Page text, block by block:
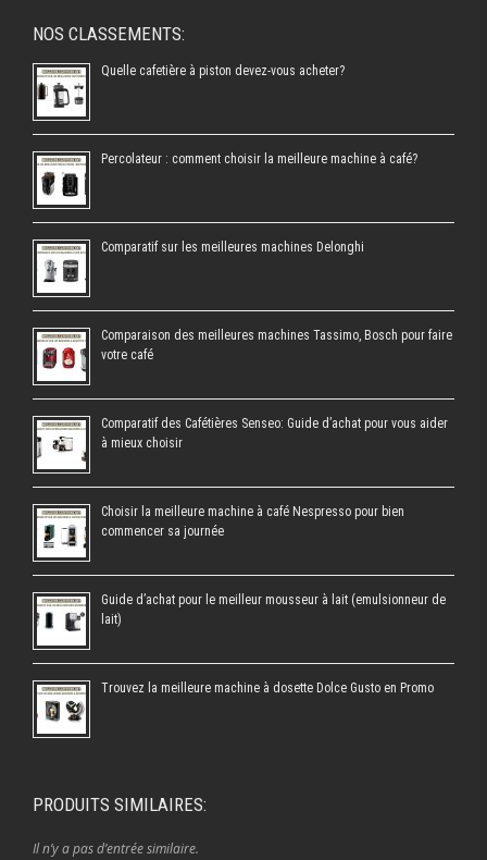
NOS CLASSEMENTS:
Quelle cafetière à piston devez-vous acheter?
Percolateur : comment choisir la meilleure machine à café?
Comparatif sur les meilleures machines Delonghi
Comparaison des meilleures machines Tassimo, Bosch pour faire
votre café
Comparatif des Cafétières Senseo: Guide d’achat pour vous aider
à mieux choisir
Choisir la meilleure machine à café Nespresso pour bien
commencer sa journée
Guide d’achat pour le meilleur mousseur à lait (emulsionneur de
lait)
Trouvez la meilleure machine à dosette Dolce Gusto en Promo
PRODUITS SIMILAIRES:
Il n’y a pas d’entrée similaire.